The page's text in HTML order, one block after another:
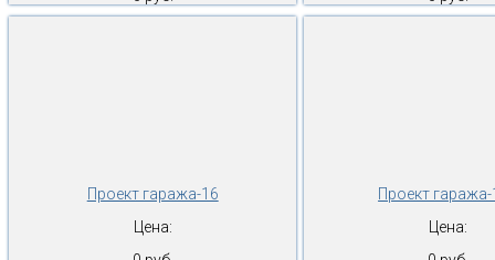
Проект гаража-16
Цена:
Проект
Цена: